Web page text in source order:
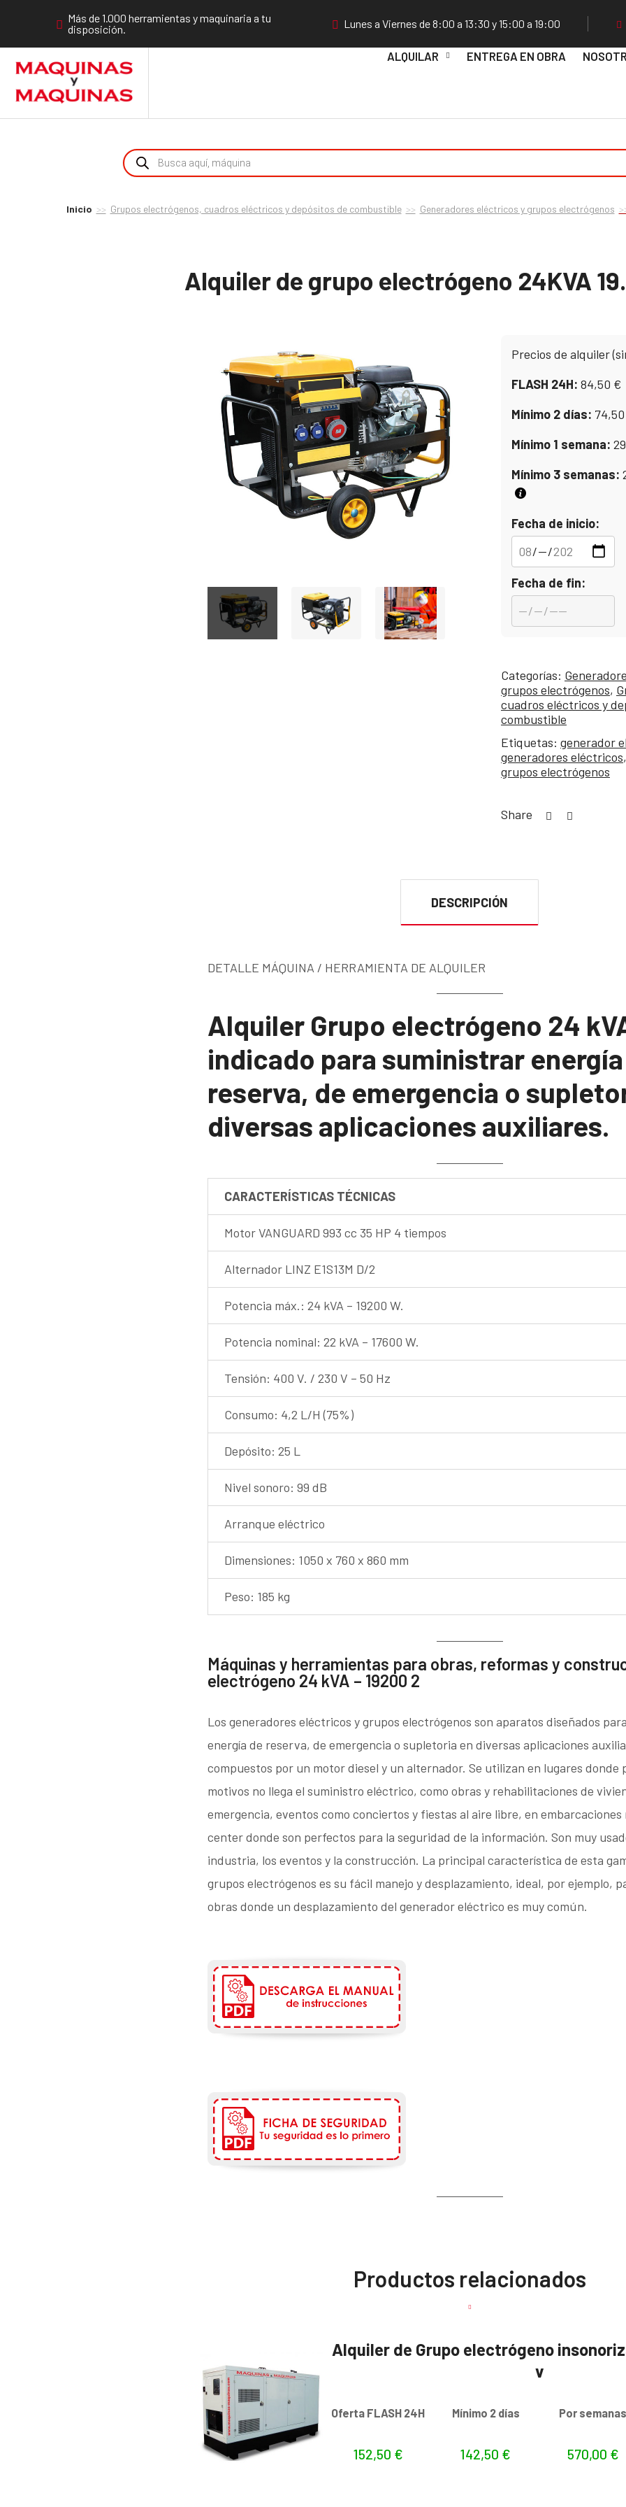
Más de 1.000 herramientas y maquinaria a tu
disposición.
Lunes a Viernes de 8:00 a 13:30 y 15:00 a 19:00
ALQUILAR ENTREGA EN OBRA
Inicio Grupos electrógenos, cuadros eléctricos y depósitos de combustible Generadores eléctricos y grupos electrógenos
Alquiler de grupo electrógeno 24KVA
Precios de alquiler
FLASH 24H: 84,50 €
Mínimo 2 días: 74,50
Mínimo 1 semana:
Mínimo 3 semanas:
Fecha de inicio:
Fecha de fin:
Categorías:
grupos electrógenos,
cuadros eléctricos y
combustible
Etiquetas: generador
generadores eléctricos,
grupos electrógenos
Share
DESCRIPCIÓN
DETALLE MÁQUINA / HERRAMIENTA DE ALQUILER
Alquiler Grupo electrógeno 24
indicado para suministrar
reserva, de emergencia o
diversas aplicaciones auxiliares.
CARACTERÍSTICAS TÉCNICAS
Motor VANGUARD 993 cc 35 HP 4 tiempos
Alternador LINZ E1S13M D/2
Potencia máx.: 24 kVA – 19200 W.
Potencia nominal: 22 kVA – 17600 W.
Tensión: 400 V. / 230 V – 50 Hz
Consumo: 4,2 L/H (75%)
Depósito: 25 L
Nivel sonoro: 99 dB
Arranque eléctrico
Dimensiones: 1050 x 760 x 860 mm
Peso: 185 kg
Máquinas y herramientas para obras, reformas y
electrógeno 24 kVA – 19200 2
Los generadores eléctricos y grupos electrógenos son aparatos diseñados
energía de reserva, de emergencia o supletoria en diversas aplicaciones
compuestos por un motor diesel y un alternador. Se utilizan en lugares donde
motivos no llega el suministro eléctrico, como obras y rehabilitaciones de
emergencia, eventos como conciertos y fiestas al aire libre, en
center donde son perfectos para la seguridad de la información. Son muy
industria, los eventos y la construcción. La principal característica de esta
grupos electrógenos es su fácil manejo y desplazamiento, ideal, por ejemplo,
obras donde un desplazamiento del generador eléctrico es muy común.
Productos relacionados
Alquiler de Grupo electrógeno
v
Oferta FLASH 24H
152,50 €
Mínimo 2 días
142,50 €
Por semanas
570,00 €